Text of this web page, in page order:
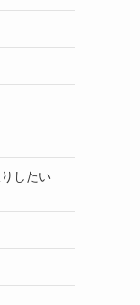
したい